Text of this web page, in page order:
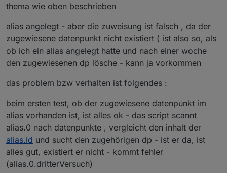
thema wie oben beschrieben
alias angelegt - aber die zuweisung ist falsch , da der
zugewiesene datenpunkt nicht existiert ( ist also so, als
ob ich ein alias angelegt hatte und nach einer woche
den zugewiesenen dp lösche - kann ja vorkommen
das problem bzw verhalten ist folgendes :
beim ersten test, ob der zugewiesene datenpunkt im
alias vorhanden ist, ist alles ok - das script scannt
alias.0 nach datenpunkte , vergleicht den inhalt der
alias.id und sucht den zugehörigen dp - ist er da, ist
alles gut, existiert er nicht - kommt fehler
(alias.0.dritterVersuch)